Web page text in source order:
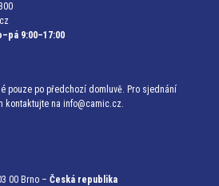
9:00–17:00
pouze po předchozí domluvě. Pro sjednání
kontaktujte na info@camic.cz.
00 Brno – Česká republika